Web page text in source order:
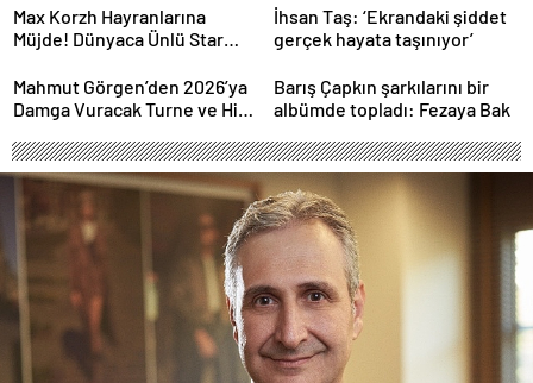
Max Korzh Hayranlarına
Müjde! Dünyaca Ünlü Star
Performansla Hayranlarıyla
Buluşuyor
İhsan Taş: ‘Ekrandaki şiddet
gerçek hayata taşınıyor’
Mahmut Görgen’den 2026’ya
Damga Vuracak Turne ve Hit
Barış Çapkın şarkılarını bir
albümde topladı: Fezaya Bak